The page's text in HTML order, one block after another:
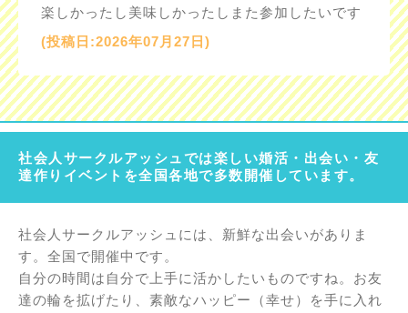
楽しかったし美味しかったしまた参加したいです
(投稿日:2026年07月27日)
社会人サークルアッシュでは楽しい婚活・出会い・友
達作りイベントを全国各地で多数開催しています。
社会人サークルアッシュには、新鮮な出会いがありま
す。全国で開催中です。
自分の時間は自分で上手に活かしたいものですね。お友
達の輪を拡げたり、素敵なハッピー（幸せ）を手に入れ